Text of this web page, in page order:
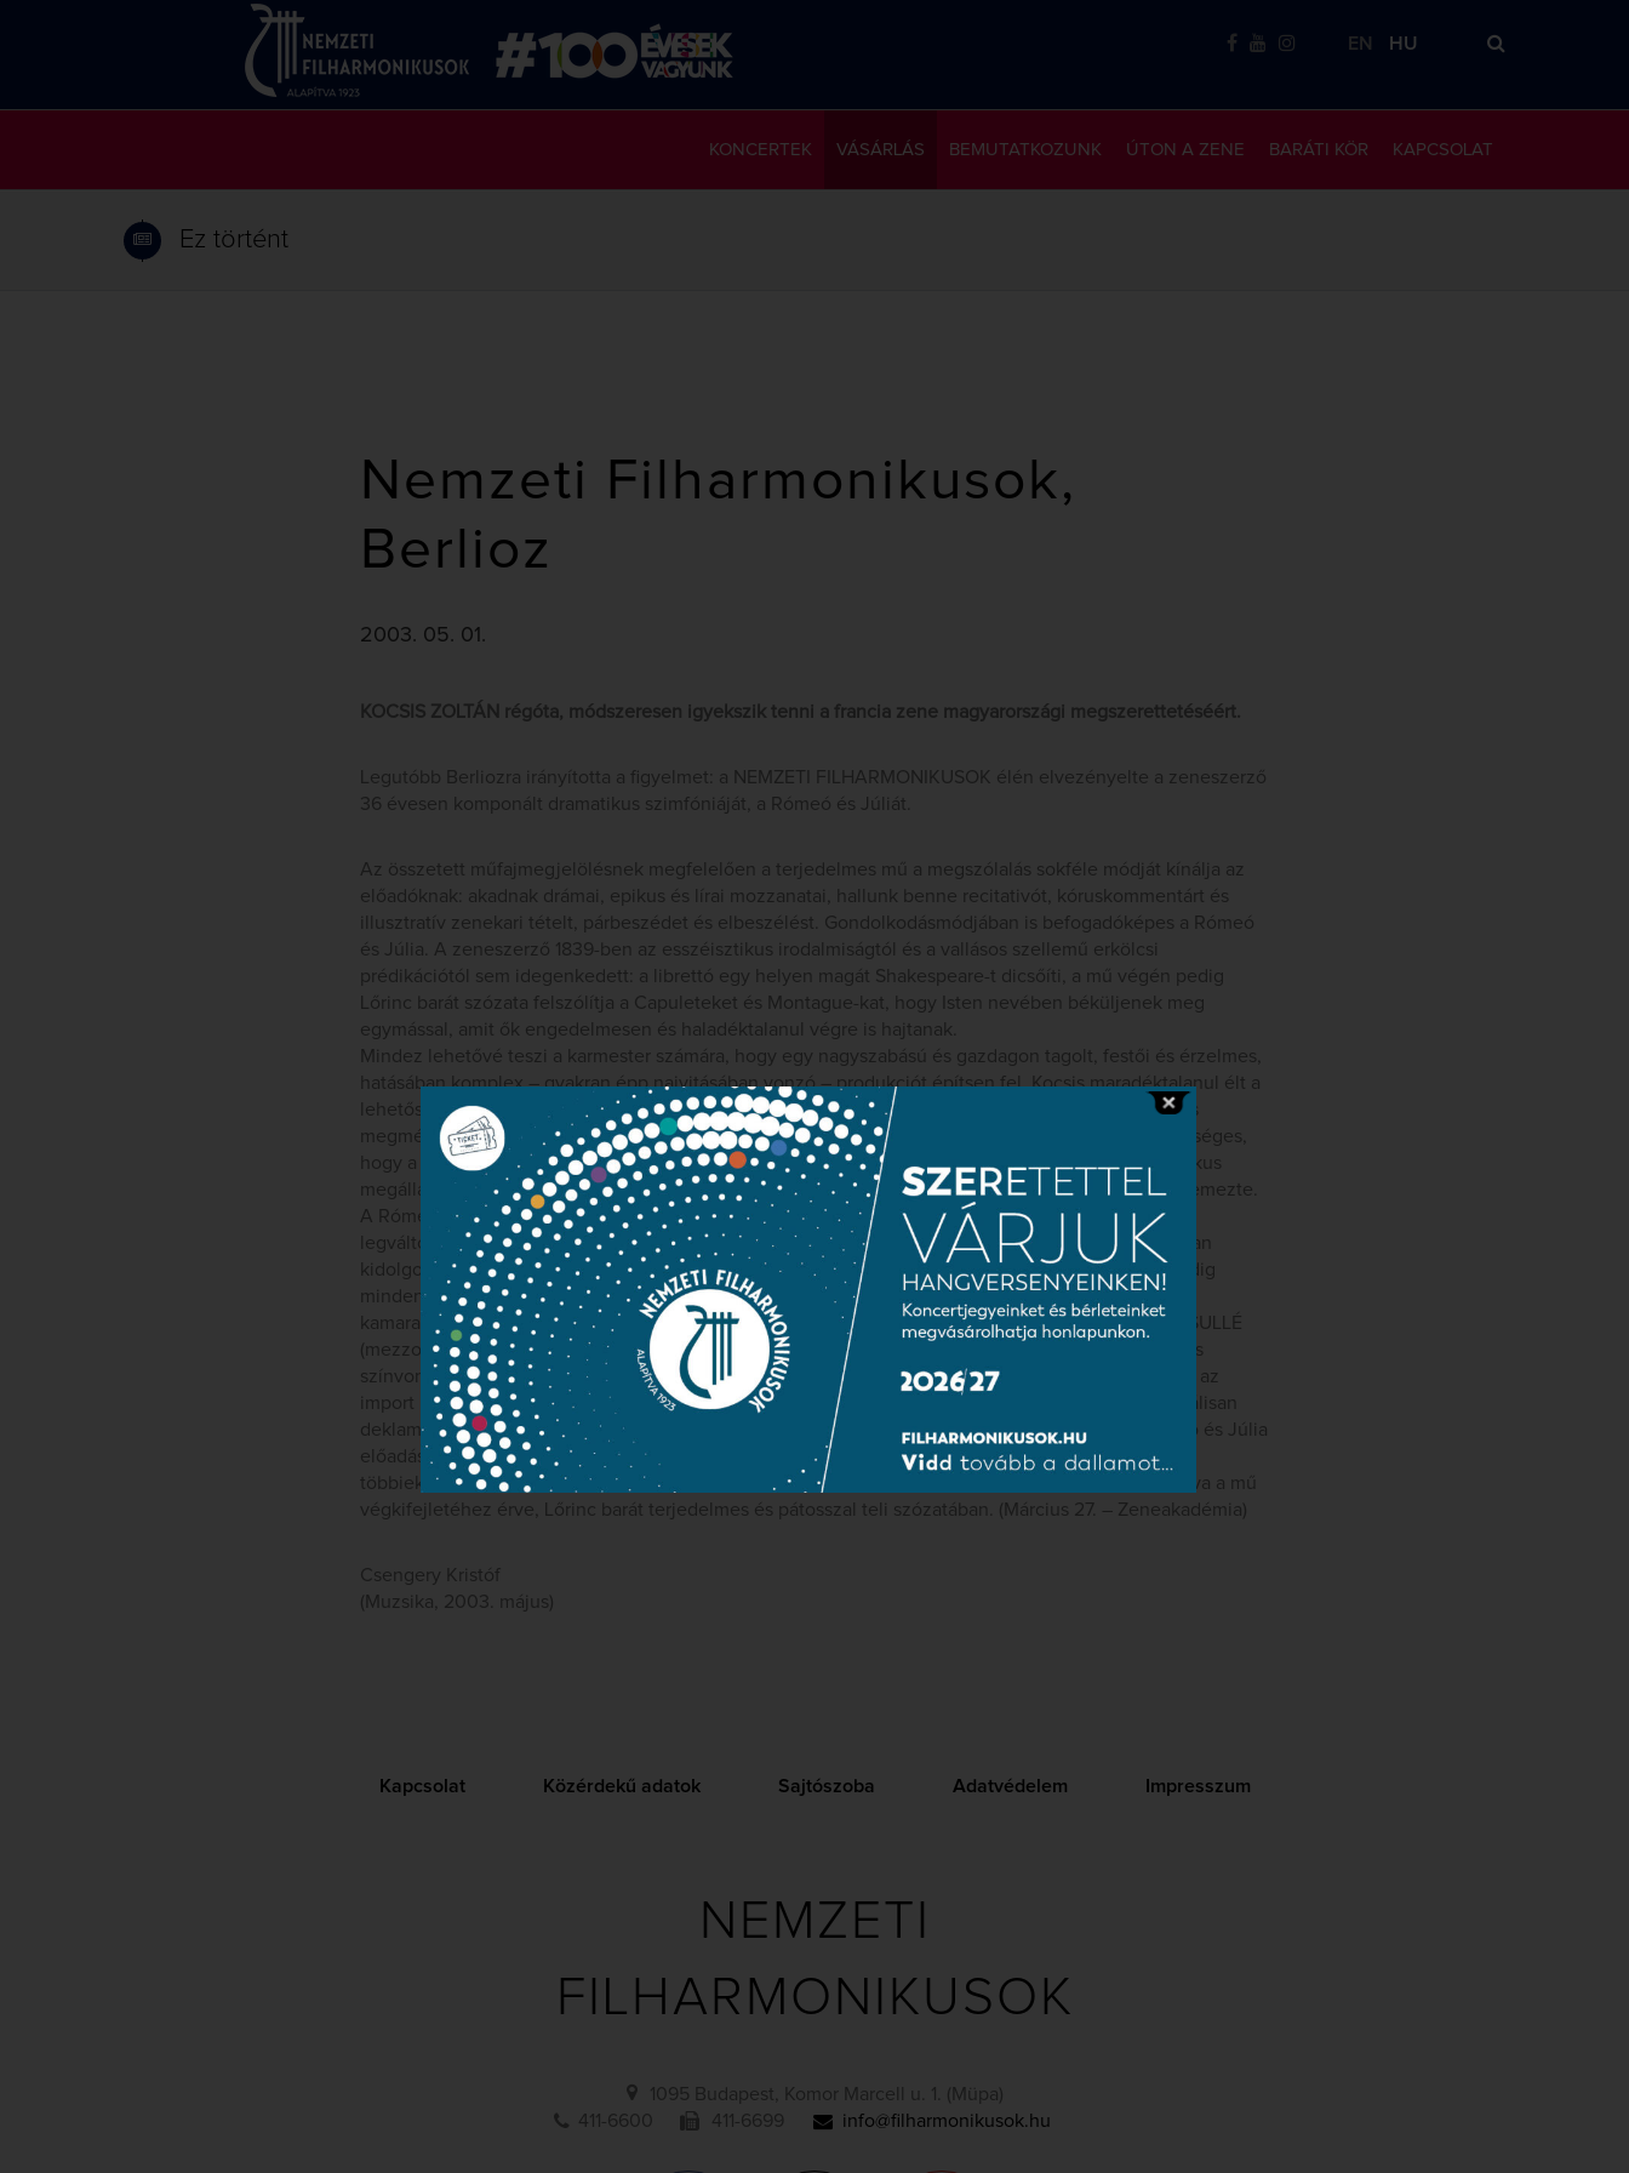
EN HU
KAPCSOLAT
BARÁTI KÖR
ÚTON A ZENE
KONCERTEK VÁSÁRLÁS BEMUTATKOZUNK
Ez történt
Nemzeti Filharmonikusok,
Berlioz
2003. 05. 01.
KOCSIS ZOLTÁN régóta, módszeresen igyekszik tenni a francia zene magyarországi megszerettetéséért.
Legutóbb Berliozra irányította a figyelmet: a NEMZETI FILHARMONIKUSOK élén elvezényelte a zeneszerző
36 évesen komponált dramatikus szimfóniáját, a Rómeó és Júliát.
Az összetett műfajmegjelölésnek megfelelően a terjedelmes mű a megszólalás sokféle módját kínálja az
előadóknak: akadnak drámai, epikus és lírai mozzanatai, hallunk benne recitativót, kóruskommentárt és
illusztratív zenekari tételt, párbeszédet és elbeszélést. Gondolkodásmódjában is befogadóképes a Rómeó
és Júlia. A zeneszerző 1839-ben az esszéisztikus irodalmiságtól és a vallásos szellemű erkölcsi
prédikációtól sem idegenkedett: a librettó egy helyen magát Shakespeare-t dicsőíti, a mű végén pedig
Lőrinc barát szózata felszólítja a Capuleteket és Montague-kat, hogy Isten nevében béküljenek meg
egymással, amit ők engedelmesen és haladéktalanul végre is hajtanak.
Mindez lehetővé teszi a karmester számára, hogy egy nagyszabású és gazdagon tagolt, festői és érzelmes,
hatásában komplex – gyakran épp naivitásában vonzó – produkciót építsen fel. Kocsis maradéktalanul élt a
lehetőséggel. Zenekara a hangverseny tanúsága szerint nemcsak érett egy ehhez fogható, jelentős
megmérettetésre, de ma már azzal a technikai többlet-tartalékkal is rendelkezik, amely ahhoz szükséges,
hogy a kellő biztonsággal lásson a feladathoz. Ez azért fontos, mert ennek köszönhető, hogy a kritikus
megállapíthatja: a kivitelezés nem éppencsak hogy sikerült, hanem szilárdság és határozottság jellemezte.
A Rómeó és Júlia terjedelmes tételei során a szimfonikus együttes legkülönfélébb részlegei a
legváltozatosabb feladatokban mutatkoztak be: hallottunk elemi erejű rézfúvós szakaszokat, finoman
kidolgozott fafúvós szólókat, a vonós hangzás a lírai cantabilétól a súlyos és tömör megszólalásmódig
minden változatát felvonultatta. A MAGYAR NEMZETI ÉNEKKAR (karigazgató: ANTAL MÁTYÁS)
kamarakórusként és dús hangzású nagy együttesként egyaránt helytállt. A három szólista: SYLVIE SULLÉ
(mezzoszoprán), GUY FLECHTER (tenor) és JEAN-PHILIPPE COURTIS (basszus) egyenletesen magas
színvonalon működött közre, a produkcióhoz való hozzájárulásuk legfontosabb elemének mégsem az
import hangminőséget, hanem a hiteles francia szövegmondást és az ettől elválaszthatatlan, speciálisan
deklamáló (mifelénk ismeretlen) énekstílust nevezném – utóbbi döntő módon járult hozzá a Rómeó és Júlia
előadásának összhatásához. A szép orgánumú baszszistát nemcsak terjedelmes szólama juttatta a
többiekénél hálásabb lehetőségekhez, de maga is jól gazdálkodott ezekkel, hatásos alakítást nyújtva a mű
végkifejletéhez érve, Lőrinc barát terjedelmes és pátosszal teli szózatában. (Március 27. – Zeneakadémia)
Csengery Kristóf
(Muzsika, 2003. május)
Kapcsolat Közérdekű adatok Sajtószoba Adatvédelem Impresszum
NEMZETI
FILHARMONIKUSOK
1095 Budapest, Komor Marcell u. 1. (Müpa)
411-6600
411-6699 info@filharmonikusok.hu